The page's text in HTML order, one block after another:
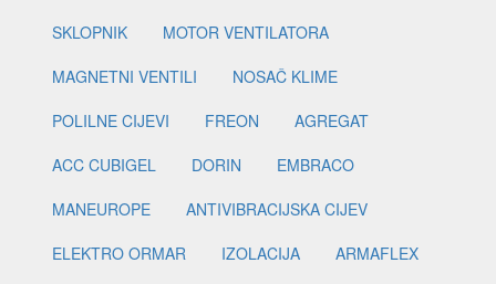
SKLOPNIK
MOTOR VENTILATORA
MAGNETNI VENTILI
NOSAČ KLIME
POLILNE CIJEVI
FREON
AGREGAT
ACC CUBIGEL
DORIN
EMBRACO
MANEUROPE
ANTIVIBRACIJSKA CIJEV
ELEKTRO ORMAR
IZOLACIJA
ARMAFLEX